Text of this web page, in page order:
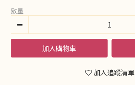
數量
加入購物車
加入追蹤清單